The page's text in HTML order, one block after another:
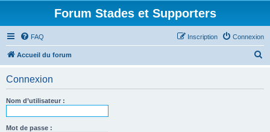
Forum Stades et Supporters
FAQ Connexion
Inscription
Accueil du forum
Connexion
Nom d’utilisateur :
Mot de passe :